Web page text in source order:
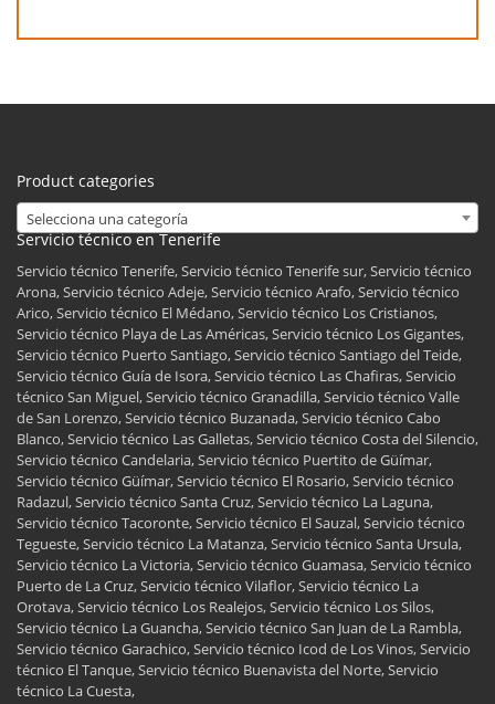
Product categories
Selecciona una categoría
Servicio técnico en Tenerife
Servicio técnico Tenerife, Servicio técnico Tenerife sur, Servicio técnico
Arona, Servicio técnico Adeje, Servicio técnico Arafo, Servicio técnico
Arico, Servicio técnico El Médano, Servicio técnico Los Cristianos,
Servicio técnico Playa de Las Américas, Servicio técnico Los Gigantes,
Servicio técnico Puerto Santiago, Servicio técnico Santiago del Teide,
Servicio técnico Guía de Isora, Servicio técnico Las Chafiras, Servicio
técnico San Miguel, Servicio técnico Granadilla, Servicio técnico Valle
de San Lorenzo, Servicio técnico Buzanada, Servicio técnico Cabo
Blanco, Servicio técnico Las Galletas, Servicio técnico Costa del Silencio,
Servicio técnico Candelaria, Servicio técnico Puertito de Güímar,
Servicio técnico Güímar, Servicio técnico El Rosario, Servicio técnico
Radazul, Servicio técnico Santa Cruz, Servicio técnico La Laguna,
Servicio técnico Tacoronte, Servicio técnico El Sauzal, Servicio técnico
Tegueste, Servicio técnico La Matanza, Servicio técnico Santa Ursula,
Servicio técnico La Victoria, Servicio técnico Guamasa, Servicio técnico
Puerto de La Cruz, Servicio técnico Vilaflor, Servicio técnico La
Orotava, Servicio técnico Los Realejos, Servicio técnico Los Silos,
Servicio técnico La Guancha, Servicio técnico San Juan de La Rambla,
Servicio técnico Garachico, Servicio técnico Icod de Los Vinos, Servicio
técnico El Tanque, Servicio técnico Buenavista del Norte, Servicio
técnico La Cuesta,